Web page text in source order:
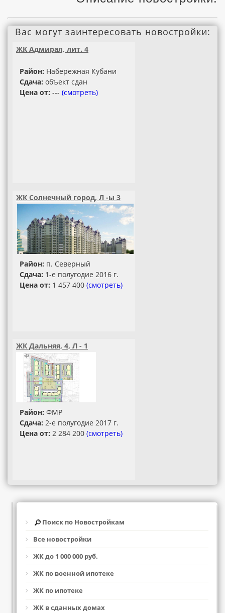
Вас могут заинтересовать новостройки:
ЖК Адмирал, лит. 4
Район: Набережная Кубани
Сдача: объект сдан
Цена от: --- (смотреть)
ЖК Солнечный город, Л -ы 3
Район: п. Северный
Сдача: 1-е полугодие 2016 г.
Цена от: 1 457 400 (смотреть)
ЖК Дальняя, 4, Л - 1
Район: ФМР
Сдача: 2-е полугодие 2017 г.
Цена от: 2 284 200 (смотреть)
Поиск по Новостройкам
Все новостройки
ЖК до 1 000 000 руб.
ЖК по военной ипотеке
ЖК по ипотеке
ЖК в сданных домах